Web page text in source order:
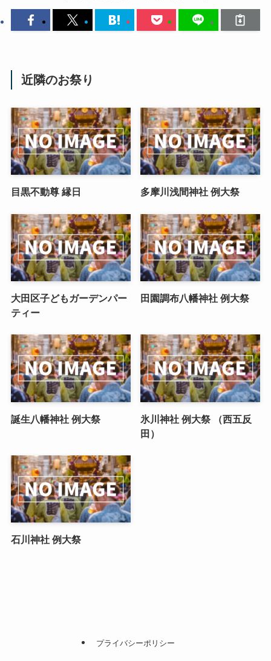
近隣のお祭り
目黒不動尊 縁日 多摩川浅間神社 例大祭
大田区子どもガーデンパー
ティー
田園調布八幡神社 例大祭
誕生八幡神社 例大祭
氷川神社 例大祭 （西五反
田）
石川神社 例大祭
プライバシーポリシー